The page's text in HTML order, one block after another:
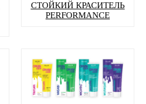
СТОЙКИЙ КРАСИТЕЛЬ
PERFORMANCE